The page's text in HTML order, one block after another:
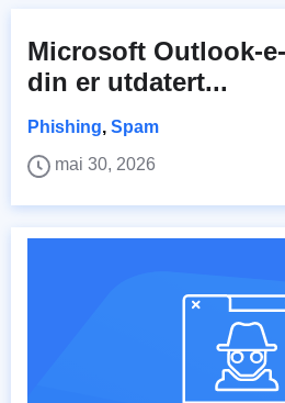
Microsoft Outlook-
din er utdatert...
Phishing, Spam
mai 30, 2026